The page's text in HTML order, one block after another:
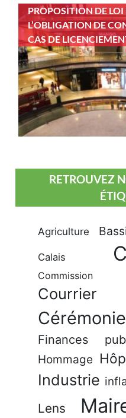
PROPOSITION DE LOI
L’OBLIGATION DE
CAS DE
RETROUVEZ
Agriculture
Calais
Commission
Courrier
Cérémonie
Finances
Hommage
Industrie
Lens